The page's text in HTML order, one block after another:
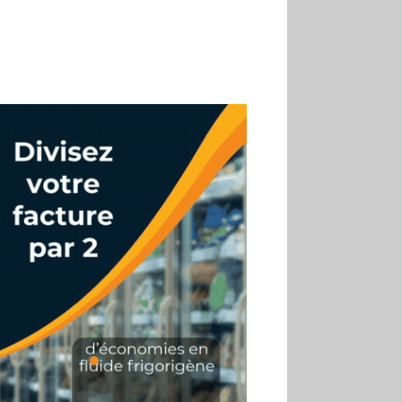
réduire sa consommation
01.07
Aldi Studio lance sa
première collection capsule
inspirée de ses codes
visuels
01.07
Cafom annonce
des résultats semestriels en
hausse, portés par le e-
commerce